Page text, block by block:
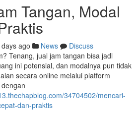
Tangan, Modal
ago News
Discuss
Tenang, jual jam tangan bisa jadi
ini potensial, dan modalnya pun tidak
secara online melalui platform
34704502/mencari-
dan-praktis